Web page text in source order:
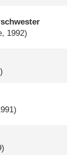
1992)